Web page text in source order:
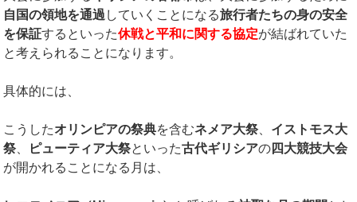
自国の領地を通過していくことになる旅行者たちの身の安全
を保証するといった休戦と平和に関する協定が結ばれていた
と考えられることになります。
具体的には、
こうしたオリンピアの祭典を含むネメア大祭、 イストモス大
祭、 ピューティア大祭といった古代ギリシアの四大競技大会
が開かれることになる月は、